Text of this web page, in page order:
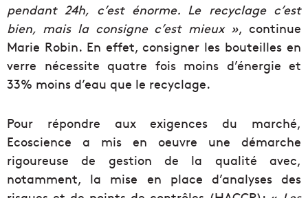
pendant 24h, c’est énorme. Le recyclage c’est
bien, mais la consigne c’est mieux », continue
Marie Robin. En effet, consigner les bouteilles en
verre nécessite quatre fois moins d’énergie et
33% moins d’eau que le recyclage.
Pour répondre aux exigences du marché,
Ecoscience a mis en oeuvre une démarche
rigoureuse de gestion de la qualité avec,
notamment, la mise en place d’analyses des